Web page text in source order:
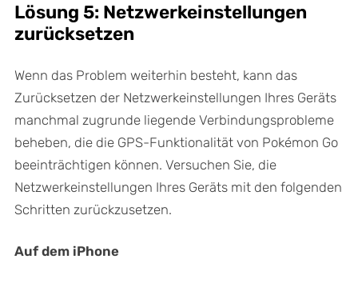
Lösung 5: Netzwerkeinstellungen
zurücksetzen
Wenn das Problem weiterhin besteht, kann das
Zurücksetzen der Netzwerkeinstellungen Ihres Geräts
manchmal zugrunde liegende Verbindungsprobleme
beheben, die die GPS-Funktionalität von Pokémon Go
beeinträchtigen können. Versuchen Sie, die
Netzwerkeinstellungen Ihres Geräts mit den folgenden
Schritten zurückzusetzen.
Auf dem iPhone